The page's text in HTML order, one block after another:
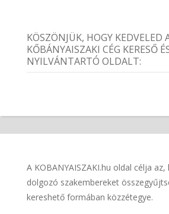
KÖSZÖNJÜK, HOGY KEDVELED
KŐBÁNYAISZAKI CÉG KERESŐ
NYILVÁNTARTÓ OLDALT:
A KOBANYAISZAKI.hu oldal célja
dolgozó szakembereket
kereshető formában közzétegye.